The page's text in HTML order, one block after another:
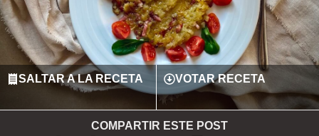
SALTAR A LA RECETA VOTAR RECETA
COMPARTIR ESTE POST